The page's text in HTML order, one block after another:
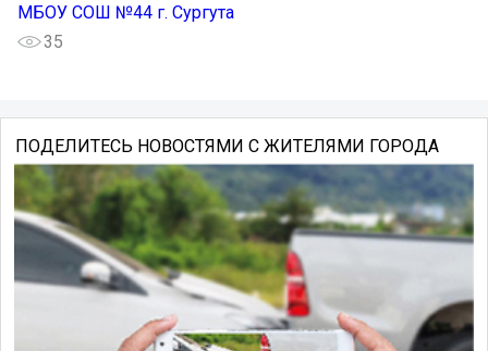
МБОУ СОШ №44 г. Сургута
35
ПОДЕЛИТЕСЬ НОВОСТЯМИ С ЖИТЕЛЯМИ ГОРОДА